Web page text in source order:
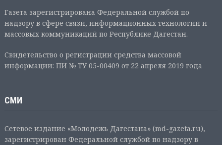
Газета зарегистрирована Федеральной службой по
надзору в сфере связи, информационных технологий и
массовых коммуникаций по Республике Дагестан.
Свидетельство о регистрации средства массовой
информации: ПИ № ТУ 05-00409 от 22 апреля 2019 года
СМИ
Сетевое издание «Молодежь Дагестана» (md-gazeta.ru),
зарегистрирован Федеральной службой по надзору в